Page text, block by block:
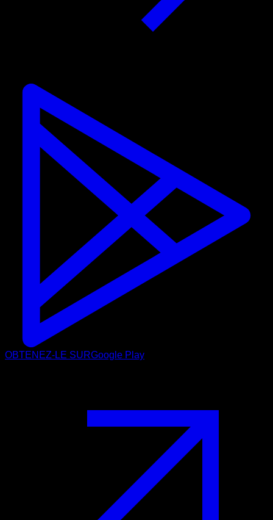
OBTENEZ-LE SURGoogle Play